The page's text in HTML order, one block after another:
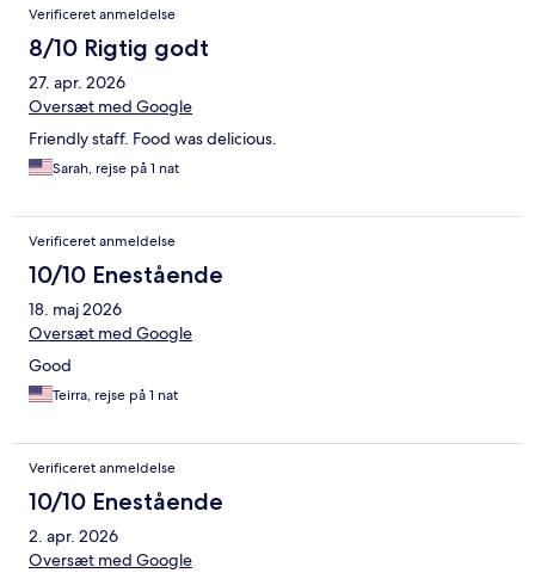
Verificeret anmeldelse
8/10 Rigtig godt
27. apr. 2026
Oversæt med Google
Friendly staff. Food was delicious.
Sarah, rejse på 1 nat
Verificeret anmeldelse
10/10 Enestående
18. maj 2026
Oversæt med Google
Good
Teirra, rejse på 1 nat
Verificeret anmeldelse
10/10 Enestående
2. apr. 2026
Oversæt med Google